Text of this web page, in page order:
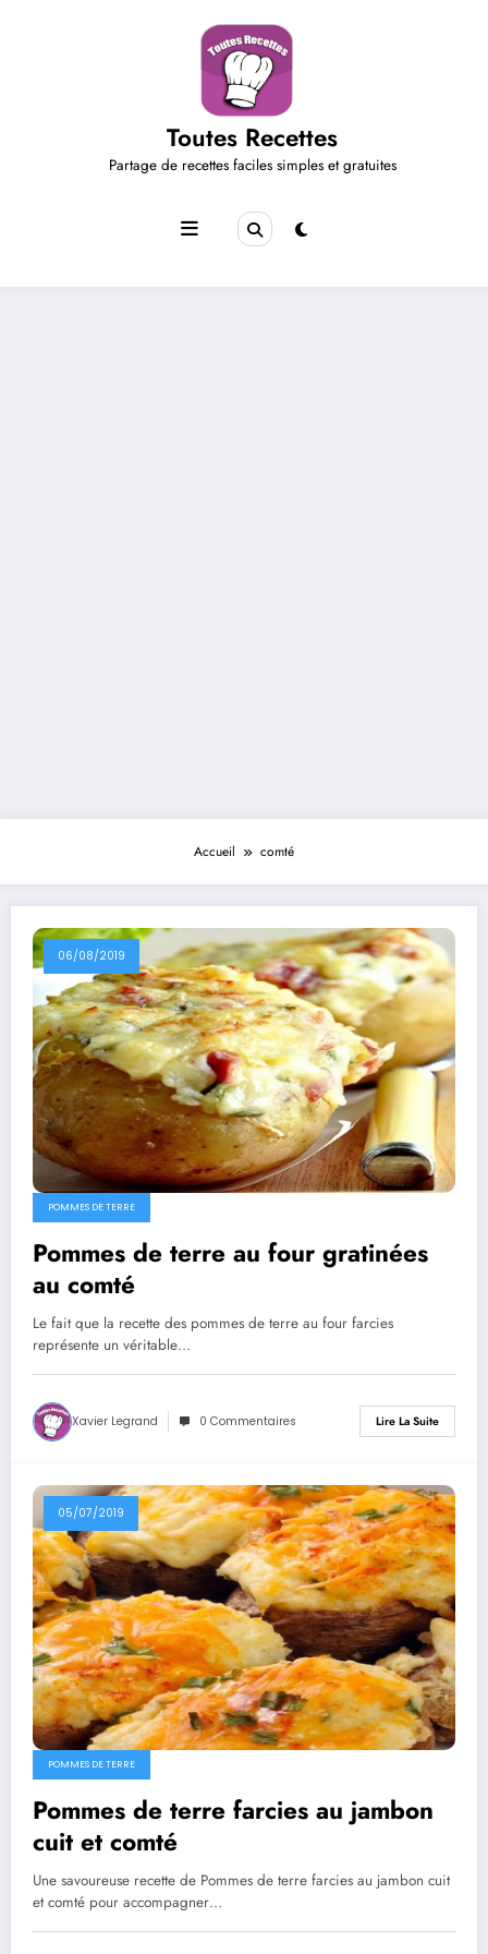
Toutes Recettes
Partage de recettes faciles simples et gratuites
Accueil comté
06/08/2019
POMMES DE TERRE
Pommes de terre au four gratinées
au comté
Le fait que la recette des pommes de terre au four farcies
représente un véritable…
Xavier Legrand 0 Commentaires Lire La Suite
05/07/2019
POMMES DE TERRE
Pommes de terre farcies au jambon
cuit et comté
Une savoureuse recette de Pommes de terre farcies au jambon cuit
et comté pour accompagner…